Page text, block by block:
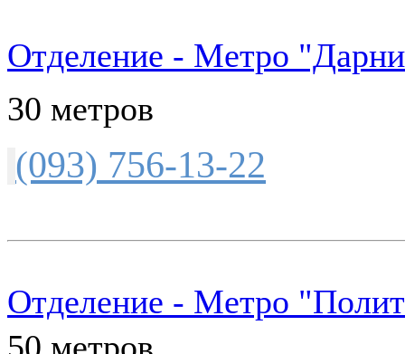
Отделение - Метро
30 метров
(093) 756-13-22
Отделение - Метро